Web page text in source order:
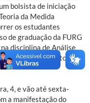
bolsista de iniciação
da Medida
os estudantes
de graduação da FURG
disciplina de Análise
restantes requisitos
4, e vão até sexta-
a manifestação do